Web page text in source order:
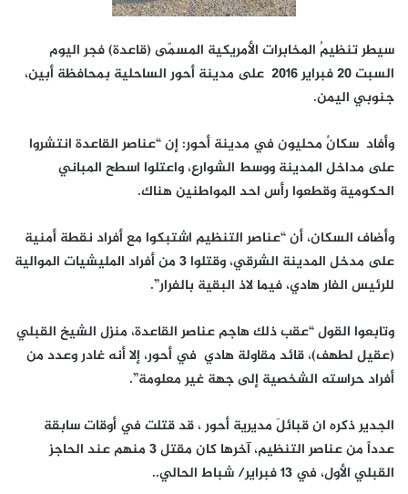
سيطر تنظيمُ المخابرات الأمريكية المسمّى (قاعدة) فجر اليوم
السبت 20 فبراير 2016 على مدينة أحور الساحلية بمحافظة أبين،
جنوبي اليمن.
وأفاد سكانٌ محليون في مدينة أحور: إن “عناصر القاعدة انتشروا
على مداخل المدينة ووسط الشوارع، واعتلوا اسطح المباني
الحكومية وقطعوا رأس احد المواطنين هناك.
وأضاف السكان، أن “عناصر التنظيم اشتبكوا مع أفراد نقطة أمنية
على مدخل المدينة الشرقي، وقتلوا 3 من أفراد المليشيات الموالية
للرئيس الفار هادي، فيما لاذ البقية بالفرار”.
وتابعوا القول “عقب ذلك هاجم عناصر القاعدة، منزل الشيخ القبلي
(عقيل لطهف)، قائد مقاولة هادي في أحور، إلا أنه غادر وعدد من
أفراد حراسته الشخصية إلى جهة غير معلومة”.
الجدير ذكره ان قبائلَ مديرية أحور ، قد قتلت في أوقات سابقة
عدداً من عناصر التنظيم، آخرها كان مقتل 3 منهم عند الحاجز
القبلي الأول، في 13 فبراير/ شباط الحالي..